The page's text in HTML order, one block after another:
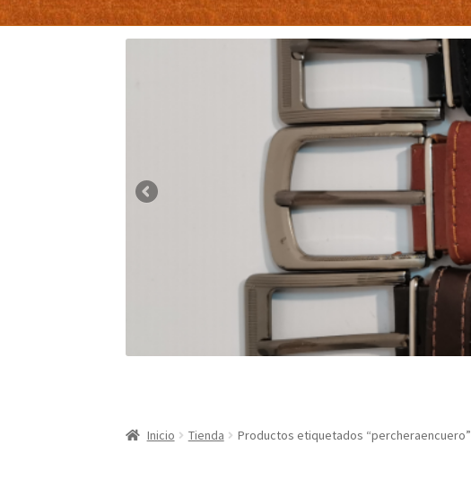
Inicio Tienda Productos etiquetados “percheraencuero”